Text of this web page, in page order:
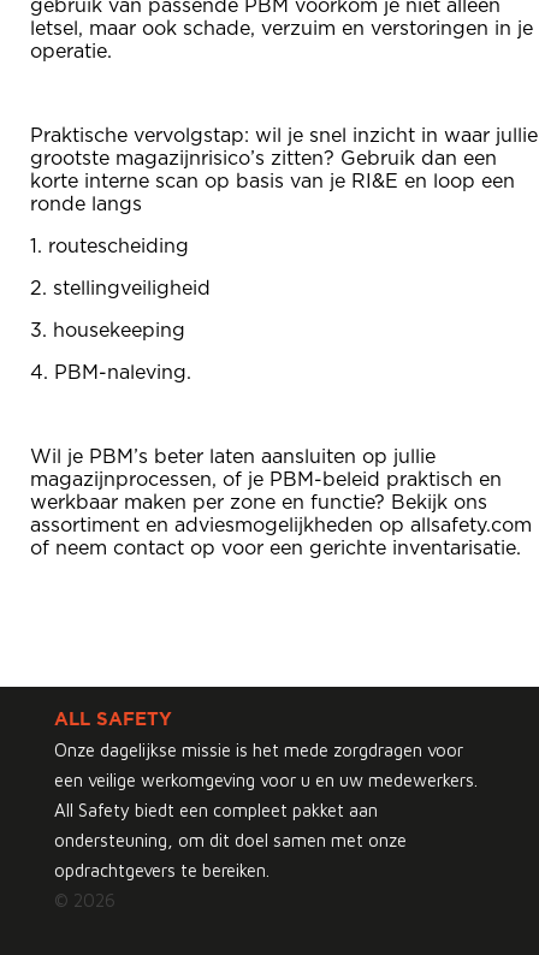
gebruik van passende PBM voorkom je niet alleen
letsel, maar ook schade, verzuim en verstoringen in je
operatie.
Praktische vervolgstap: wil je snel inzicht in waar jullie
grootste magazijnrisico’s zitten? Gebruik dan een
korte interne scan op basis van je RI&E en loop een
ronde langs
1. routescheiding
2. stellingveiligheid
3. housekeeping
4. PBM-naleving.
Wil je PBM’s beter laten aansluiten op jullie
magazijnprocessen, of je PBM-beleid praktisch en
werkbaar maken per zone en functie? Bekijk ons
assortiment en adviesmogelijkheden op allsafety.com
of neem contact op voor een gerichte inventarisatie.
ALL SAFETY
Onze dagelijkse missie is het mede zorgdragen voor
een veilige werkomgeving voor u en uw medewerkers.
All Safety biedt een compleet pakket aan
ondersteuning, om dit doel samen met onze
opdrachtgevers te bereiken.
© 2026